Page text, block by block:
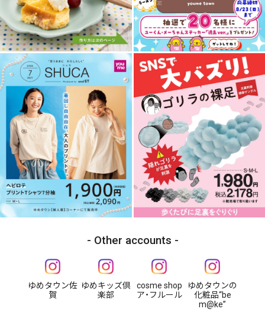
Other accounts
ゆめタウン佐
賀
ゆめキッズ倶
楽部
cosme shop
ア・フルール
ゆめタウンの
化粧品“be
m@ke”